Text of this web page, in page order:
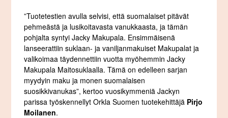
”Tuotetestien avulla selvisi, että suomalaiset pitävät
pehmeästä ja lusikoitavasta vanukkaasta, ja tämän
pohjalta syntyi Jacky Makupala. Ensimmäisenä
lanseerattiin suklaan- ja vaniljanmakuiset Makupalat ja
valikoimaa täydennettiin vuotta myöhemmin Jacky
Makupala Maitosuklaalla. Tämä on edelleen sarjan
myydyin maku ja monen suomalaisen
suosikkivanukas”, kertoo vuosikymmeniä Jackyn
parissa työskennellyt Orkla Suomen tuotekehittäjä Pirjo
Moilanen.